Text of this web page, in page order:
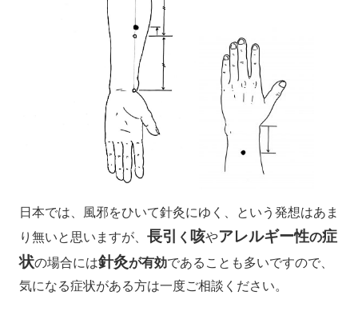
日本では、風邪をひいて針灸にゆく、という発想はあま
り無いと思いますが、 長引 く 咳やアレルギー性の症
状の場合には針灸が有効であることも多いですので、
気になる症状がある方は一度ご相談ください。